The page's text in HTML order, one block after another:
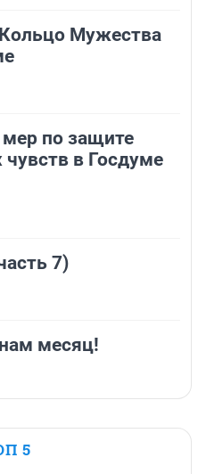
Мужества
по защите
чувств в Госдуме
7)
месяц!
5